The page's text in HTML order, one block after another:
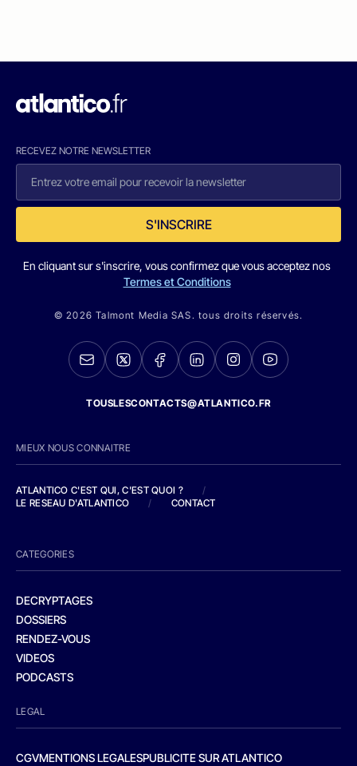
RECEVEZ NOTRE NEWSLETTER
S'INSCRIRE
En cliquant sur s'inscrire, vous confirmez que vous acceptez nos
Termes et Conditions
© 2026 Talmont Media SAS. tous droits réservés.
TOUSLESCONTACTS@ATLANTICO.FR
MIEUX NOUS CONNAITRE
ATLANTICO C'EST QUI, C'EST QUOI ?
/
LE RESEAU D'ATLANTICO
/ CONTACT
CATEGORIES
DECRYPTAGES
DOSSIERS
RENDEZ-VOUS
VIDEOS
PODCASTS
LEGAL
CGVMENTIONS LEGALESPUBLICITE SUR ATLANTICO